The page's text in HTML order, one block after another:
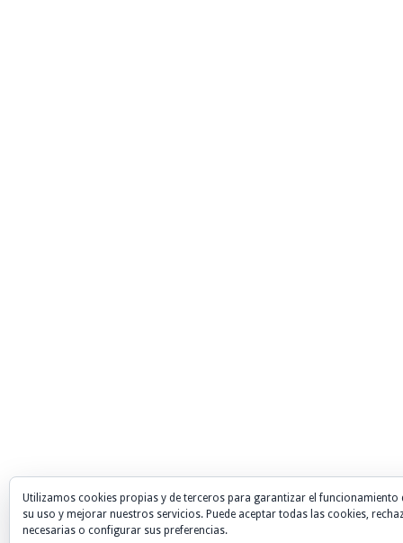
Utilizamos cookies propias y de terceros para garantizar el funcionamiento
su uso y mejorar nuestros servicios. Puede aceptar todas las cookies,
necesarias o configurar sus preferencias.